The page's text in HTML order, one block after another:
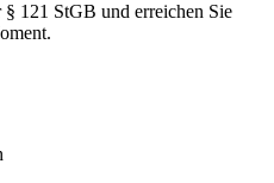
121 StGB und erreichen Sie